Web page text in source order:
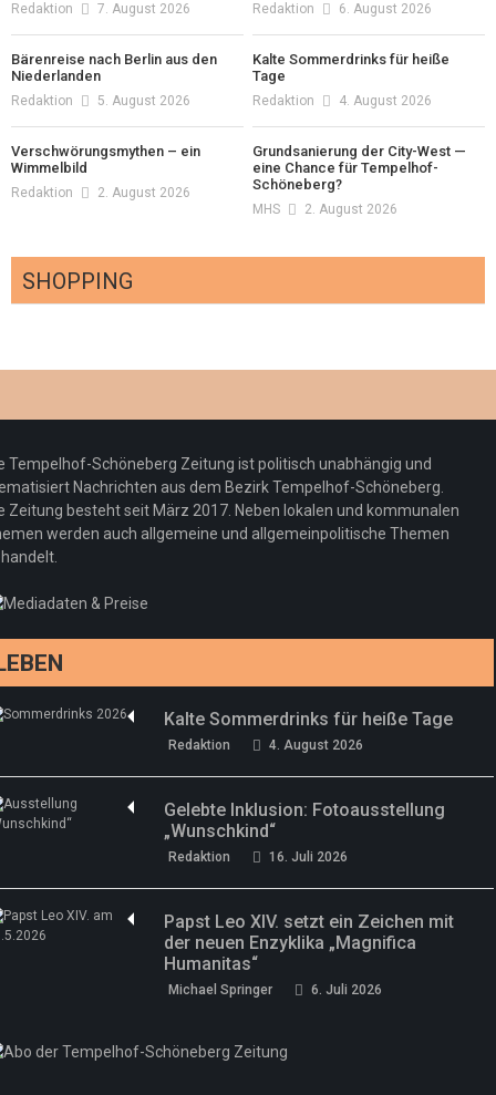
Redaktion 7. August 2026 Redaktion 6. August 2026
Bärenreise nach Berlin aus den
Niederlanden
Redaktion 5. August 2026
Kalte Sommerdrinks für heiße
Tage
Redaktion 4. August 2026
Verschwörungsmythen – ein
Wimmelbild
Redaktion 2. August 2026
Grundsanierung der City-West —
eine Chance für Tempelhof-
Schöneberg?
MHS 2. August 2026
SHOPPING
Redaktion 23. Juli 2026
Pepe Jeans London mit Summer Sale und
neuer Kollektion
Redaktion 19. Juli 2026
Woher kommt der Honig? – Neue EU-
Regeln gelten 14. Juni
drei neue Specials zur Fußball-WM
Tempelhof-Schöneberg Zeitung ist politisch unabhängig und
Nachrichten aus dem Bezirk Tempelhof-Schöneberg.
Zeitung besteht seit März 2017. Neben lokalen und kommunalen
werden auch allgemeine und allgemeinpolitische Themen
Kalte Sommerdrinks für heiße Tage
Redaktion 4. August 2026
Gelebte Inklusion: Fotoausstellung
„Wunschkind“
Redaktion 16. Juli 2026
Papst Leo XIV. setzt ein Zeichen mit
der neuen Enzyklika „Magnifica
Humanitas“
Michael Springer 6. Juli 2026